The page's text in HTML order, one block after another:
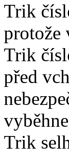
Trik
protože
Trik
před
Trik